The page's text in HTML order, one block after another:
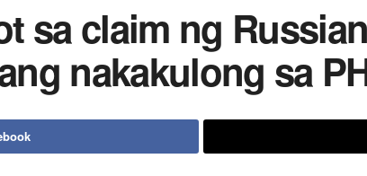
sa claim ng
nakakulong sa